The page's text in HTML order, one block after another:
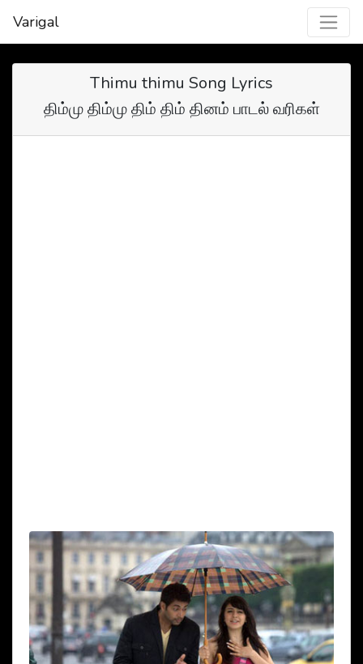
Varigal
Thimu thimu Song Lyrics
திம்மு திம்மு திம் திம் தினம் பாடல் வரிகள்